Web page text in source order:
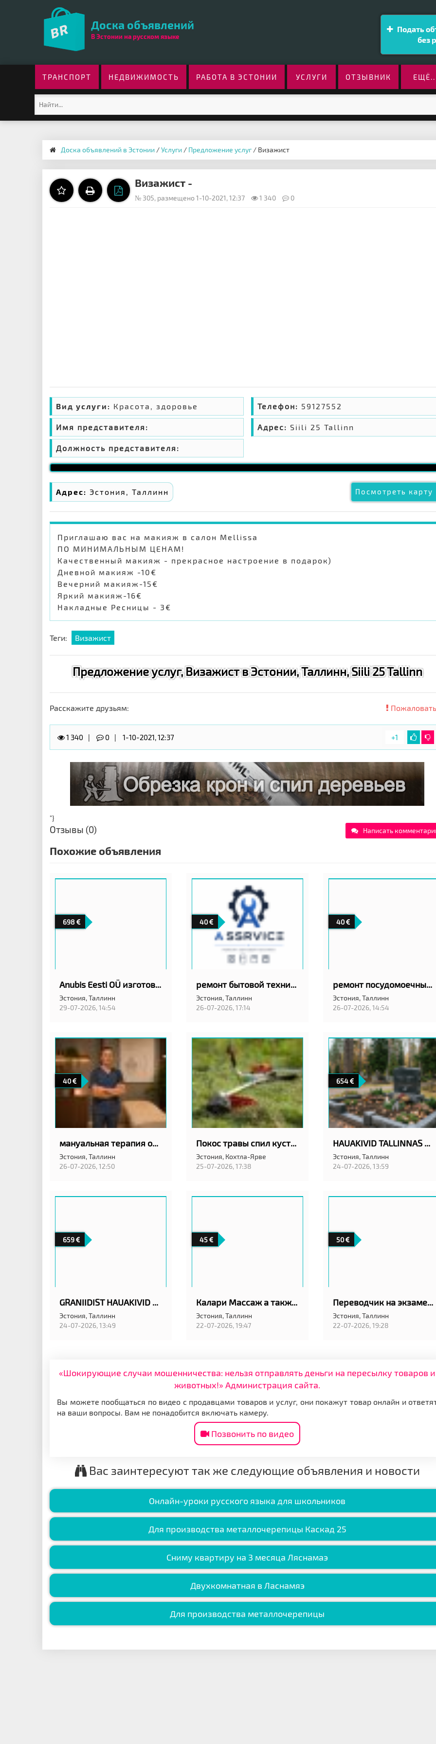
Доска объявлений
В Эстонии на русском языке
Подать
без
ТРАНСПОРТ НЕДВИЖИМОСТЬ РАБОТА В ЭСТОНИИ УСЛУГИ ОТЗЫВНИК
Доска объявлений в Эстонии /Услуги / Предложение услуг/ Визажист
Визажист -
№ 305, размещено 1-10-2021, 12:37 1 340 0
Вид услуги: Красота, здоровье
Имя представителя:
Должность представителя:
Телефон: 59127552
Адрес: Siili 25 Tallinn
Адрес: Эстония, Таллинн Посмотреть карту
Приглашаю вас на макияж в салон Mellissa
ПО МИНИМАЛЬНЫМ ЦЕНАМ!
Качественный макияж - прекрасное настроение в подарок)
Дневной макияж -10€
Вечерний макияж-15€
Яркий макияж-16€
Накладные Ресницы - 3€
Теги: Визажист
Предложение услуг, Визажист в Эстонии, Таллинн, Siili 25 Tallinn
Расскажите друзьям:
1 340 0 1-10-2021, 12:37 +1
"}
Отзывы (0) Написать
Похожие объявления
698
Anubis Eesti OÜ изготовление гранитных памятников
Эстония,Таллинн
29-07-2026, 14:54
40
ремонт бытовой техники
Эстония,Таллинн
26-07-2026, 17:14
40
ремонт посудомоечных машин на дому с гарантией качество!
Эстония,Таллинн
26-07-2026, 14:54
40
мануальная терапия остеопат
Эстония,Таллинн
26-07-2026, 12:50
Покос травы спил кустов
Эстония, Кохтла-Ярве
25-07-2026, 17:38
654
HAUAKIVID TALLINNAS ANUBIS EESTI OÜ
Эстония,Таллинн
24-07-2026, 13:59
659
GRANIIDIST HAUAKIVID TALLINNAS ANUBIS EESTI OÜ
Эстония,Таллинн
24-07-2026, 13:49
45
Калари Массаж а также классический шведский
Эстония,Таллинн
22-07-2026, 19:47
50
Переводчик на экзамен в АРК в Таллинн
Эстония,Таллинн
22-07-2026, 19:28
«Шокирующие случаи мошенничества: нельзя отправлять деньги на пересылку товаров и
животных!» Администрация сайта.
Вы можете пообщаться по видео с продавцами товаров и услуг, они покажут товар онлайн и
на ваши вопросы. Вам не понадобится включать камеру.
Позвонить по видео
Вас заинтересуют так же следующие объявления и новости
Онлайн-уроки русского языка для школьников
Для производства металлочерепицы Каскад 25
Сниму квартиру на 3 месяца Ляснамаэ
Двухкомнатная в Ласнамяэ
Для производства металлочерепицы